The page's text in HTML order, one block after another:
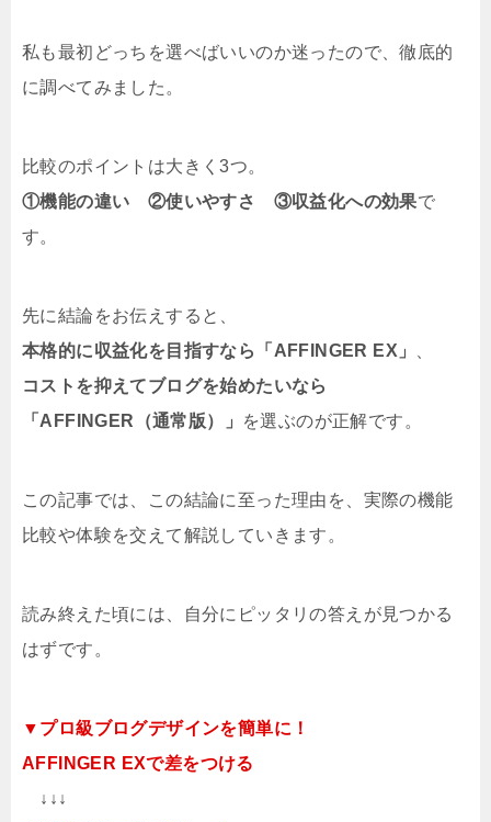
私も最初どっちを選べばいいのか迷ったので、徹底的
に調べてみました。
比較のポイントは大きく3つ。
①機能の違い ②使いやすさ ③収益化への効果で
す。
先に結論をお伝えすると、
本格的に収益化を目指すなら「AFFINGER EX」
コストを抑えてブログを始めたいなら
「AFFINGER（通常版）」
を選ぶのが正解です。
この記事では、この結論に至った理由を、実際の機能
比較や体験を交えて解説していきます。
読み終えた頃には、自分にピッタリの答えが見つかる
はずです。
▼プロ級ブログデザインを簡単に！
AFFINGER EXで差をつける
↓↓↓